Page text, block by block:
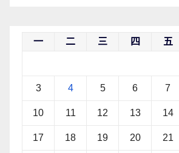
一 二 三 四 五
3 4 5 6 7
10 11 12 13 14
17 18 19 20 21